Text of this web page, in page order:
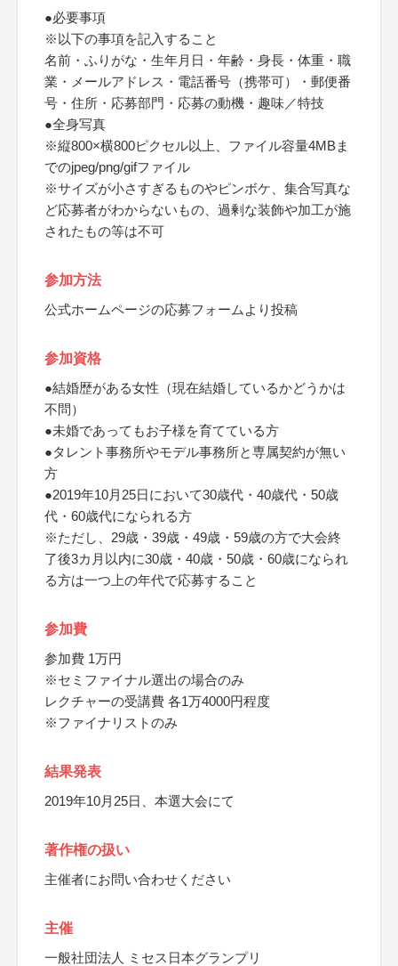
●必要事項
※以下の事項を記入すること
名前・ふりがな・生年月日・年齢・身長・体重・職
業・メールアドレス・電話番号（携帯可）・郵便番
号・住所・応募部門・応募の動機・趣味／特技
●全身写真
※縦800×横800ピクセル以上、ファイル容量4MBま
でのjpeg/png/gifファイル
※サイズが小さすぎるものやピンボケ、集合写真な
ど応募者がわからないもの、過剰な装飾や加工が施
されたもの等は不可
参加方法
公式ホームページの応募フォームより投稿
参加資格
●結婚歴がある女性（現在結婚しているかどうかは
不問）
●未婚であってもお子様を育てている方
●タレント事務所やモデル事務所と専属契約が無い
方
●2019年10月25日において30歳代・40歳代・50歳
代・60歳代になられる方
※ただし、29歳・39歳・49歳・59歳の方で大会終
了後3カ月以内に30歳・40歳・50歳・60歳になられ
る方は一つ上の年代で応募すること
参加費
参加費 1万円
※セミファイナル選出の場合のみ
レクチャーの受講費 各1万4000円程度
※ファイナリストのみ
結果発表
2019年10月25日、本選大会にて
著作権の扱い
主催者にお問い合わせください
主催
一般社団法人 ミセス日本グランプリ